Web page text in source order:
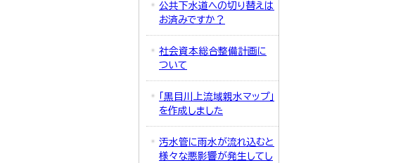
公共下水道への切り替えは
お済みですか？
社会資本総合整備計画に
ついて
「黒目川上流域親水マップ」
を作成しました
汚水管に雨水が流れ込むと
様々な悪影響が発生してし